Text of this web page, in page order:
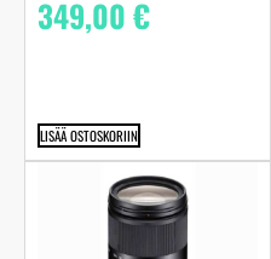
349,00€
LISÄÄ OSTOSKORIIN